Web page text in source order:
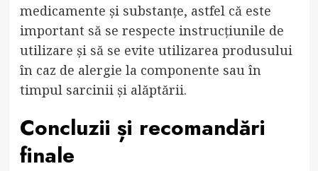
medicamente și substanțe, astfel că este
important să se respecte instrucțiunile de
utilizare și să se evite utilizarea produsului
în caz de alergie la componente sau în
timpul sarcinii și alăptării.
Concluzii și recomandări
finale